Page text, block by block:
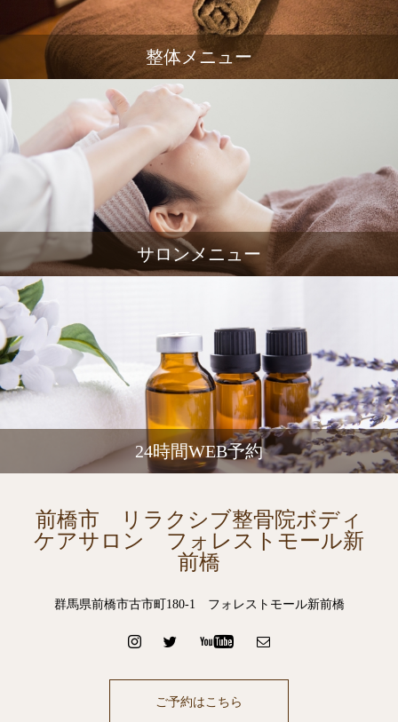
整体メニュー
サロンメニュー
24時間WEB予約
前橋市 リラクシブ整骨院ボディ
ケアサロン フォレストモール新
前橋
群馬県前橋市古市町180-1 フォレストモール新前橋
ご予約はこちら